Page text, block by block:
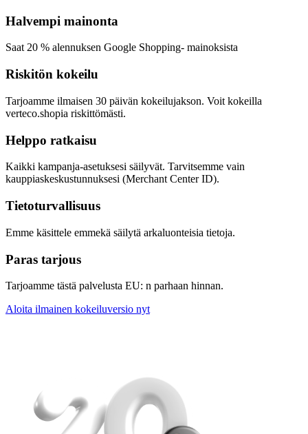
Halvempi mainonta
Saat 20 % alennuksen Google Shopping- mainoksista
Riskitön kokeilu
Tarjoamme ilmaisen 30 päivän kokeilujakson. Voit kokeilla
verteco.shopia riskittömästi.
Helppo ratkaisu
Kaikki kampanja-asetuksesi säilyvät. Tarvitsemme vain
kauppiaskeskustunnuksesi (Merchant Center ID).
Tietoturvallisuus
Emme käsittele emmekä säilytä arkaluonteisia tietoja.
Paras tarjous
Tarjoamme tästä palvelusta EU: n parhaan hinnan.
Aloita ilmainen kokeiluversio nyt